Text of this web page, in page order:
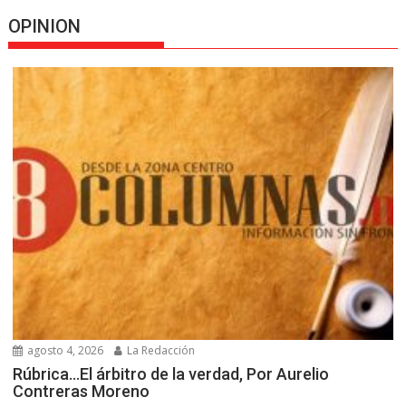
OPINION
agosto 4, 2026 La Redacción
Rúbrica…El árbitro de la verdad, Por Aurelio
Contreras Moreno